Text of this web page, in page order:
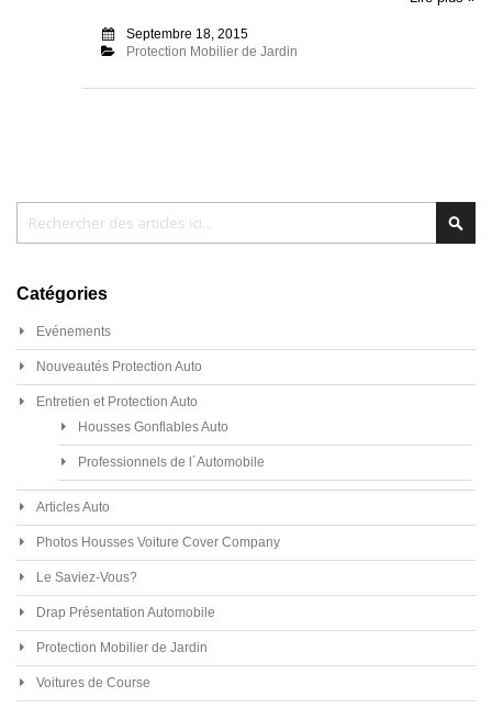
Septembre 18, 2015
Protection Mobilier de Jardin
Catégories
Evénements
Nouveautés Protection Auto
Entretien et Protection Auto
Housses Gonflables Auto
Professionnels de l´Automobile
Articles Auto
Photos Housses Voiture Cover Company
Le Saviez-Vous?
Drap Présentation Automobile
Protection Mobilier de Jardin
Voitures de Course